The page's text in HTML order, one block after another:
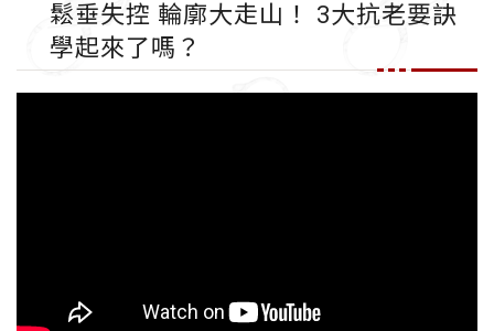
鬆垂失控 輪廓大走山！ 3大抗老要訣
學起來了嗎？